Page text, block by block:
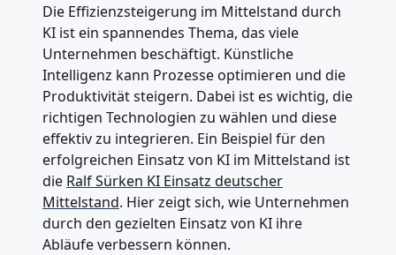
Die Effizienzsteigerung im Mittelstand durch
KI ist ein spannendes Thema, das viele
Unternehmen beschäftigt. Künstliche
Intelligenz kann Prozesse optimieren und die
Produktivität steigern. Dabei ist es wichtig, die
richtigen Technologien zu wählen und diese
effektiv zu integrieren. Ein Beispiel für den
erfolgreichen Einsatz von KI im Mittelstand ist
die Ralf Sürken KI Einsatz deutscher
Mittelstand. Hier zeigt sich, wie Unternehmen
durch den gezielten Einsatz von KI ihre
Abläufe verbessern können.